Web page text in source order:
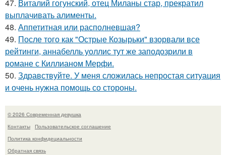
47. Виталий гогунский, отец Миланы стар, прекратил
выплачивать алименты.
48. Аппетитная или располневшая?
49. После того как "Острые Козырьки" взорвали все
рейтинги, аннабелль уоллис тут же заподозрили в
романе с Киллианом Мерфи.
50. Здравствуйте. У меня сложилась непростая ситуация
и очень нужна помощь со стороны.
© 2026 Современная девушка
Контакты
Пользовательское соглашение
Политика конфидециальности
Обратная связь